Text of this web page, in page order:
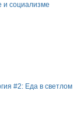
и социализме
#2: Еда в светлом